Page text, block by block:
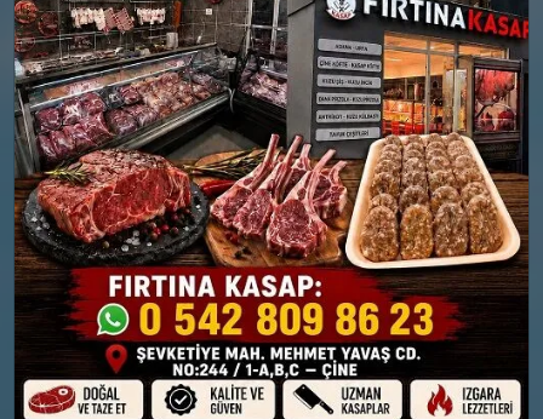
26 MART
PERŞEMBE
6°
Bölgesel düzensiz yağmur
yağışlı
Nem: %74
Rüzgar: 10 km/h
Yağış Olasılığı: %86
27 MART
CUMA
7°
Bölgesel düzensiz yağmur
yağışlı
Nem: %71
Rüzgar: 17 km/h
Yağış Olasılığı: %88
28 MART 29 MART